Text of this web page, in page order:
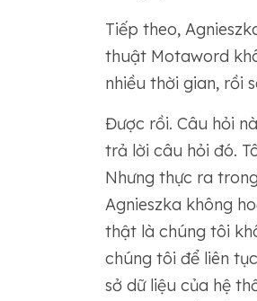
Tiếp theo,
thuật Motaword
nhiều thời gian, rồi
Được rồi. Câu hỏi
trả lời câu hỏi đó.
Nhưng thực ra
Agnieszka không
thật là chúng tôi
chúng tôi để liên
sở dữ liệu của hệ